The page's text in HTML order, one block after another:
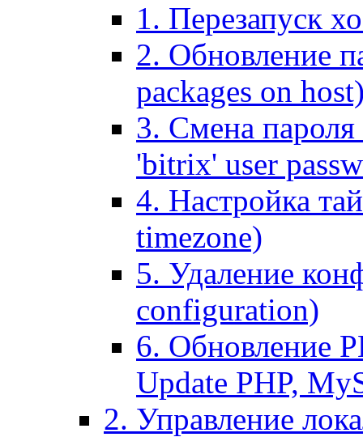
1. Перезапуск
2. Обновление
packages on
3. Смена пароля
'bitrix' user
4. Настройка
timezone)
5. Удаление
configuration)
6. Обновление
Update PHP,
2. Управление